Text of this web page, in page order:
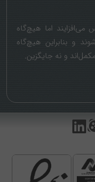
اما هیچ‌گاه
و بنابراین هیچ‌گاه
و نه جایگزین.